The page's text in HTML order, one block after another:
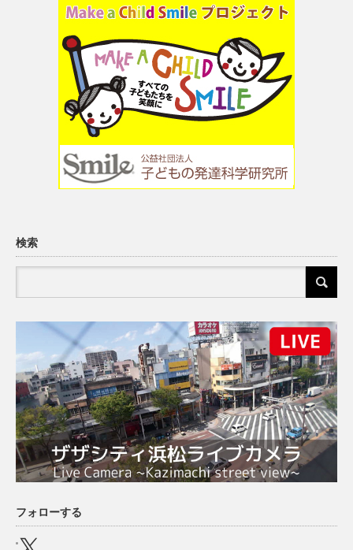
検索
フォローする
X